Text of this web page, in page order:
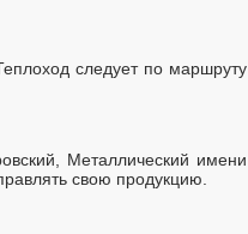
следует по маршруту
Металлический имени
свою продукцию.